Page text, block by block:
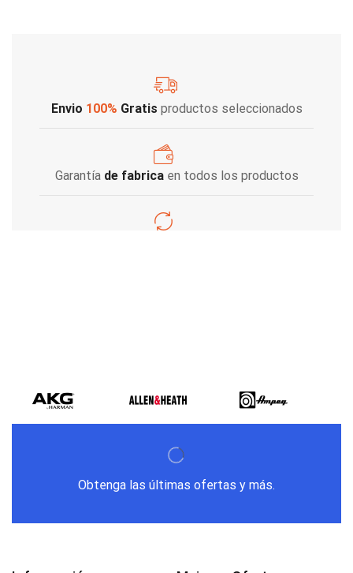
Envio 100% Gratis productos seleccionados
Garantía de fabricaen todos los productos
Obtenga las últimas ofertas y más.